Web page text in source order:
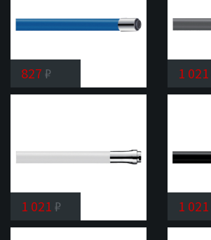
827 ₽
Гибкий
1 021
Гибкий
1 021 ₽
Излив
1 021
Излив